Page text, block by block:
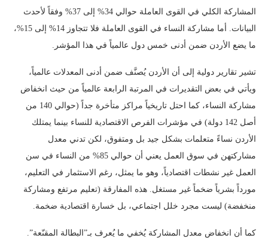
المشاركة الكلي في القوى العاملة حوالي 34% إلى 37% وفقاً لأحدث
البيانات. أما مشاركة النساء في القوى العاملة فلا تتجاوز 14% إلى 15%،
ما يضع الأردن ضمن أدنى خمس دول عالمياً في هذا المؤشر.
تشير تقارير دولية إلى أن الأردن يُصنَّف ضمن أدنى المعدلات عالمياً،
ويأتي في بعض التقديرات في المرتبة الرابعة عالمياً من حيث انخفاض
مشاركة النساء، كما احتل تاريخياً مراكز متأخرة جداً (حوالي 140 من
أصل 142 دولة) في مؤشرات الفرص الاقتصادية للنساء بينما يمتلك
الأردن نساءً متعلمات بشكل جيد بل ومتفوق، لكن تدني معدل
مشاركتهن في سوق العمل يعني أن حوالي 85% من النساء في سن
العمل غير نشطات اقتصادياً، وهو ما يمثل، رغم الاستثمار في التعليم،
مورداً بشرياً ضخماً غير مستغل. هذه المفارقة (تعليم مرتفع ومشاركة
منخفضة) ليست مجرد خلل اجتماعي، بل خسارة اقتصادية ضخمة.
كما أن انخفاض معدل المشاركة يُخفي ما يُعرف بـ”البطالة المقنّعة”.